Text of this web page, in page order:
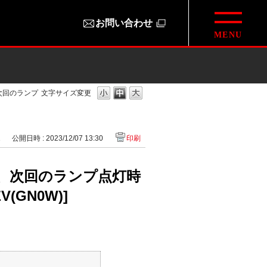
お問い合わせ
文字サイズ変更
回のランプ
公開日時 : 2023/12/07 13:30 印刷
次回のランプ点灯時